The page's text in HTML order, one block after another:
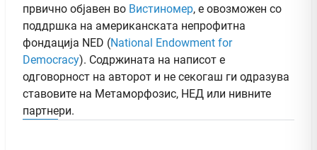
првично објавен во Вистиномер, e овозможен со
поддршка на американската непрофитна
фондација NED (National Endowment for
Democracy). Содржината на написот е
одговорност на авторот и не секогаш ги одразува
ставовите на Метаморфозис, НЕД или нивните
партнери.